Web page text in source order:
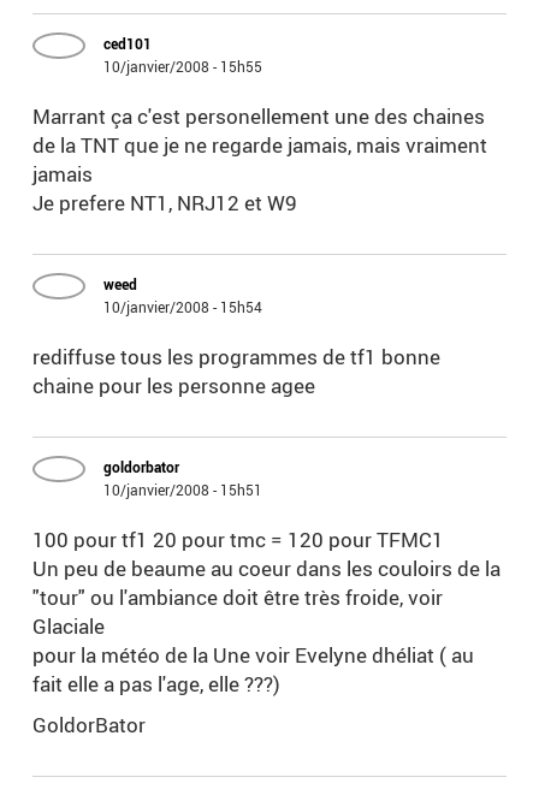
ced101
10/janvier/2008 - 15h55
Marrant ça c'est personellement une des chaines
de la TNT que je ne regarde jamais, mais vraiment
jamais
Je prefere NT1, NRJ12 et W9
weed
10/janvier/2008 - 15h54
rediffuse tous les programmes de tf1 bonne
chaine pour les personne agee
goldorbator
10/janvier/2008 - 15h51
100 pour tf1 20 pour tmc = 120 pour TFMC1
Un peu de beaume au coeur dans les couloirs de la
"tour" ou l'ambiance doit être très froide, voir
Glaciale
pour la météo de la Une voir Evelyne dhéliat ( au
fait elle a pas l'age, elle ???)
GoldorBator